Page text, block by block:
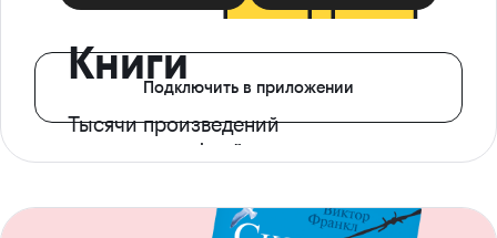
Книги
Тысячи произведений
с доступом офлайн
Подключить в приложении